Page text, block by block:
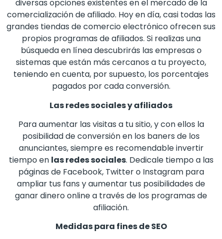
diversas opciones existentes en el mercado de la
comercialización de afiliado. Hoy en día, casi todas las
grandes tiendas de comercio electrónico ofrecen sus
propios programas de afiliados. Si realizas una
búsqueda en línea descubrirás las empresas o
sistemas que están más cercanos a tu proyecto,
teniendo en cuenta, por supuesto, los porcentajes
pagados por cada conversión.
Las redes sociales y afiliados
Para aumentar las visitas a tu sitio, y con ellos la
posibilidad de conversión en los baners de los
anunciantes, siempre es recomendable invertir
tiempo en las redes sociales. Dedicale tiempo a las
páginas de Facebook, Twitter o Instagram para
ampliar tus fans y aumentar tus posibilidades de
ganar dinero online a través de los programas de
afiliación.
Medidas para fines de SEO